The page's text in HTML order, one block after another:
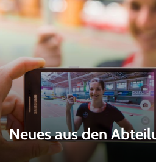
Neues aus den